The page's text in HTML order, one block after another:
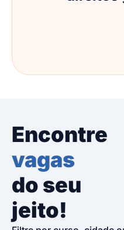
Encontre
vagas
do seu
jeito!